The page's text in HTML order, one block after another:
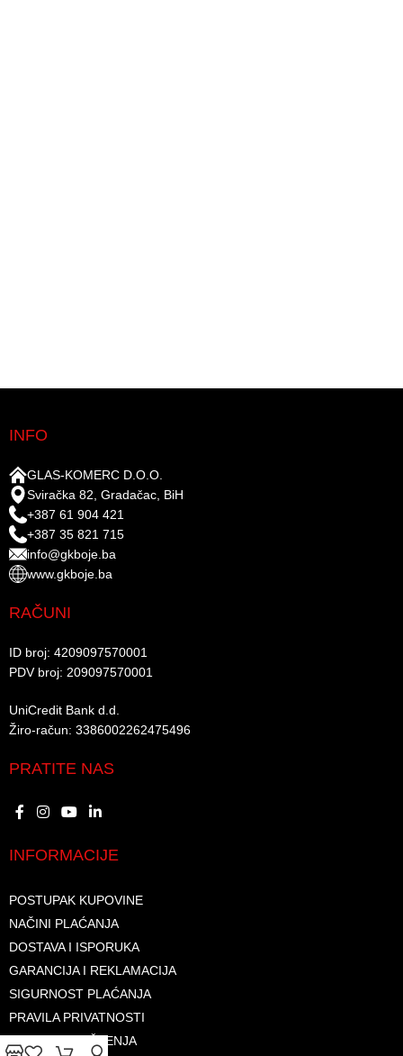
INFO
GLAS-KOMERC D.O.O.
Sviračka 82, Gradačac, BiH
+387 61 904 421
+387 35 821 715
info@gkboje.ba
www.gkboje.ba
RAČUNI
ID broj: 4209097570001​
PDV broj: 209097570001 ​
UniCredit Bank d.d.​
Žiro-račun: 3386002262475496​​
PRATITE NAS
INFORMACIJE
POSTUPAK KUPOVINE
NAČINI PLAĆANJA
DOSTAVA I ISPORUKA
GARANCIJA I REKLAMACIJA
SIGURNOST PLAĆANJA
PRAVILA PRIVATNOSTI
USLOVI KORIŠTENJA